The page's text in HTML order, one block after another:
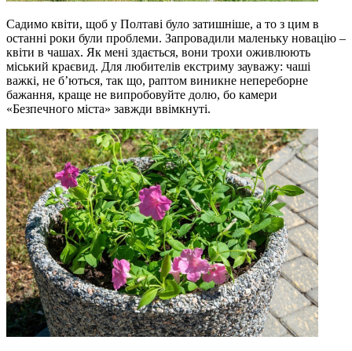
Садимо квіти, щоб у Полтаві було затишніше, а то з цим в
останні роки були проблеми. Запровадили маленьку новацію –
квіти в чашах. Як мені здається, вони трохи оживлюють
міський краєвид. Для любителів екстриму зауважу: чаші
важкі, не б’ються, так що, раптом виникне непереборне
бажання, краще не випробовуйте долю, бо камери
«Безпечного міста» завжди ввімкнуті.